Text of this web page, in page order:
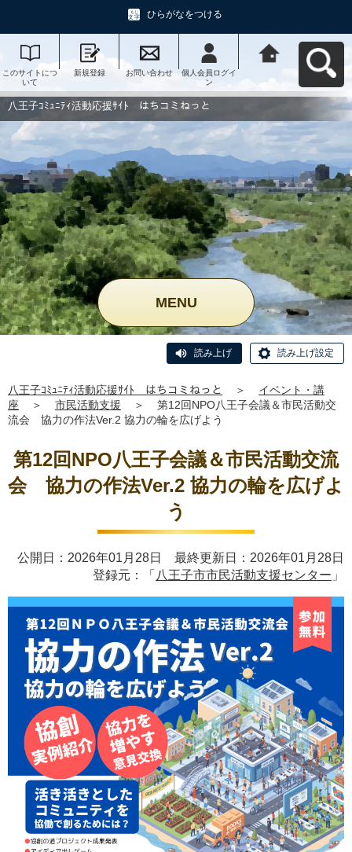
ひらがなをつける
このサイトにつ
いて
新規登録 お問い合わせ
個人会員ログイ
ン
動応援ｻｲﾄ はち
コミねっとへ戻
八王子ｺﾐｭﾆﾃｨ活動応援ｻｲﾄ はちコミねっと
MENU
読み上げ 読み上げ設定
八王子ｺﾐｭﾆﾃｨ活動応援ｻｲﾄ はちコミねっと ＞
イベント・講
座
＞ 市民活動支援 ＞
第12回NPO八王子会議＆市民活動交
流会 協力の作法Ver.2 協力の輪を広げよう
第12回NPO八王子会議＆市民活動交流
会 協力の作法Ver.2 協力の輪を広げよ
う
公開日：2026年01月28日 最終更新日：2026年01月28日
登録元：「 八王子市市民活動支援センター 」